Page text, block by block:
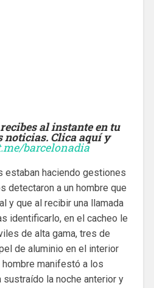
al instante en tu
Clica aquí y
barcelonadia
estaban haciendo gestiones
detectaron a un hombre que
y que al recibir una llamada
identificarlo, en el cacheo le
de alta gama, tres de
de aluminio en el interior
manifestó a los
la noche anterior y